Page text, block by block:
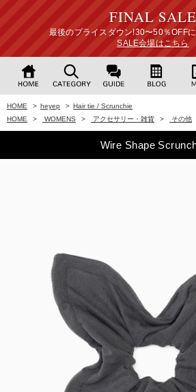
FINAL SALE
最後のプライスダウン!30〜50％OFF
SALE会場はこちら
HOME > heyep > Hair tie / Scrunchie
HOME
> WOMENS > アクセサリー・雑貨 > その他
Wire Shape